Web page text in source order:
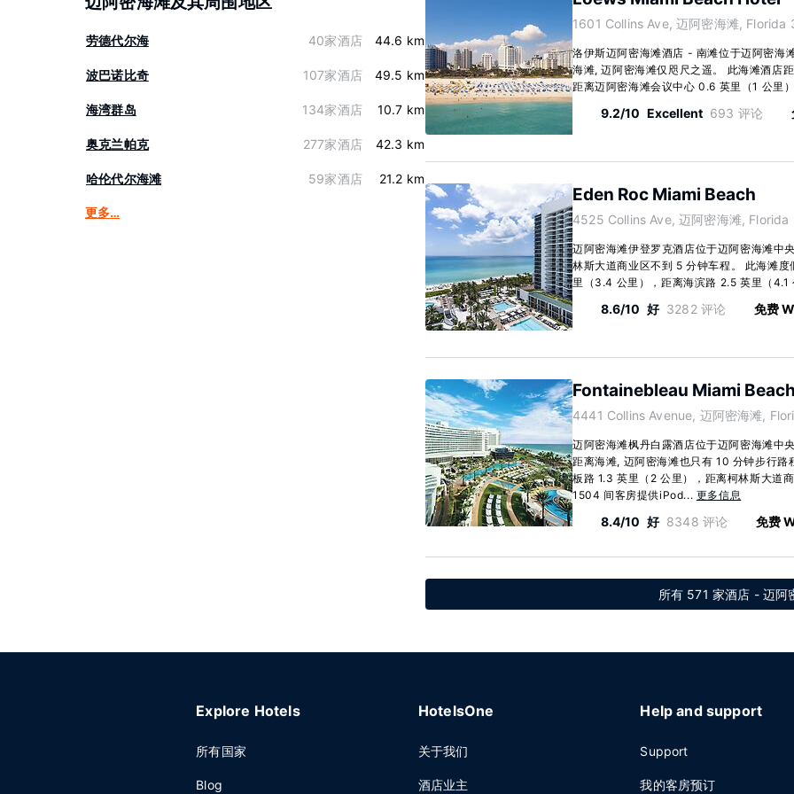
劳德代尔海 40家酒店 44.6 km
波巴诺比奇 107家酒店 49.5 km
海湾群岛 134家酒店 10.7 km
奥克兰帕克 277家酒店 42.3 km
哈伦代尔海滩 59家酒店 21.2 km
更多…
1601 Collins Ave, 迈阿密海滩, Florida
洛伊斯迈阿密海滩酒店 - 南滩位于迈阿密海
海滩, 迈阿密海滩仅咫尺之遥。 此海滩酒店
距离迈阿密海滩会议中心 0.6 英里（1 公里
9.2/10 Excellent 693 评论
Eden Roc Miami Beach
4525 Collins Ave, 迈阿密海滩,
迈阿密海滩伊登罗克酒店位于迈阿密海滩中
林斯大道商业区不到 5 分钟车程。 此海滩
里（3.4 公里），距离海滨路 2.5 英里（
8.6/10 好 3282 评论 免费
Fontainebleau Miami
4441 Collins Avenue, 迈阿密海滩,
迈阿密海滩枫丹白露酒店位于迈阿密海滩中
距离海滩, 迈阿密海滩也只有 10 分钟步行路
板路 1.3 英里（2 公里），距离柯林斯大道
1504 间客房提供iPod... 更多信息
8.4/10 好 8348 评论 免费
所有 571 家酒店 - 迈阿
Explore Hotels
所有国家
Blog
HotelsOne
关于我们
酒店业主
Help and support
Support
我的客房预订